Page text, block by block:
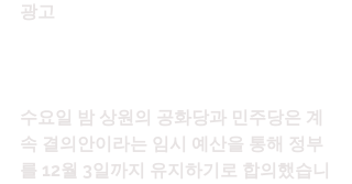
광고
수요일 밤 상원의 공화당과 민주당은 계
속 결의안이라는 임시 예산을 통해 정부
를 12월 3일까지 유지하기로 합의했습니